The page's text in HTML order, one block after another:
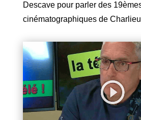
Descave pour parler des
cinématographiques de